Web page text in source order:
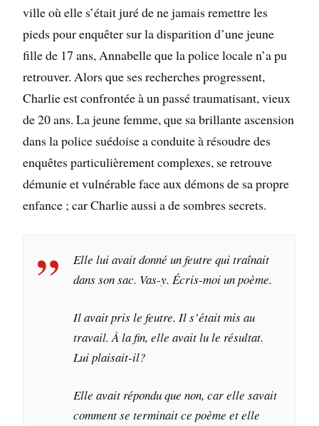
ville où elle s’était juré de ne jamais remettre les
pieds pour enquêter sur la disparition d’une jeune
fille de 17 ans, Annabelle que la police locale n’a pu
retrouver. Alors que ses recherches progressent,
Charlie est confrontée à un passé traumatisant, vieux
de 20 ans. La jeune femme, que sa brillante ascension
dans la police suédoise a conduite à résoudre des
enquêtes particulièrement complexes, se retrouve
démunie et vulnérable face aux démons de sa propre
enfance ; car Charlie aussi a de sombres secrets.
Elle lui avait donné un feutre qui traînait
dans son sac. Vas-y. Écris-moi un poème.
Il avait pris le feutre. Il s’était mis au
travail. À la fin, elle avait lu le résultat.
Lui plaisait-il?
Elle avait répondu que non, car elle savait
comment se terminait ce poème et elle